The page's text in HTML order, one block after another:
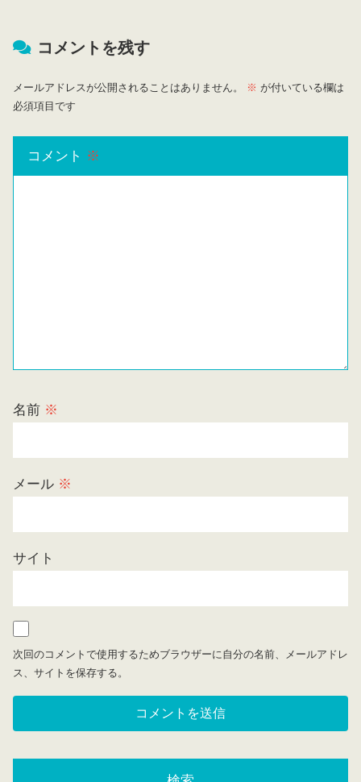
コメントを残す
メールアドレスが公開されることはありません。 ※ が付いている欄は
必須項目です
コメント ※
名前 ※
メール ※
サイト
次回のコメントで使用するためブラウザーに自分の名前、メールアドレ
ス、サイトを保存する。